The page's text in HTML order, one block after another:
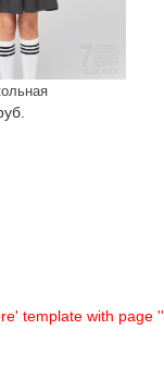
template with page ''